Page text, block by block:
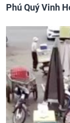
Phú Quý Vinh